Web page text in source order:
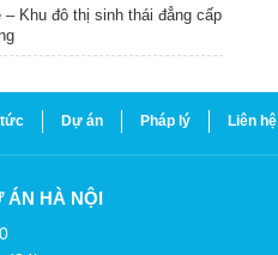
Khu đô thị sinh thái đẳng cấp
Dự án Pháp lý Liên hệ
ÁN HÀ NỘI